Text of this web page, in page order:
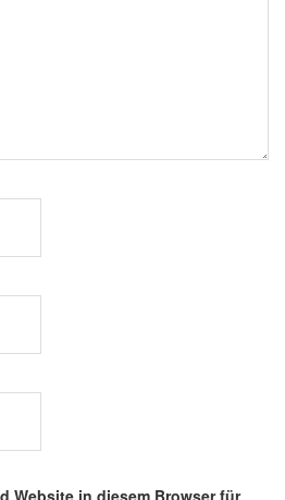
Website in diesem Browser für